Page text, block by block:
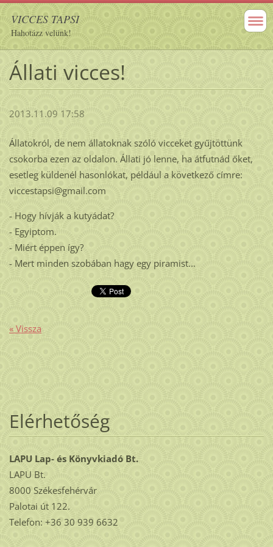
VICCES TAPSI
Hahotázz velünk!
Állati vicces!
2013.11.09 17:58
Állatokról, de nem állatoknak szóló vicceket gyűjtöttünk
csokorba ezen az oldalon. Állati jó lenne, ha átfutnád őket,
esetleg küldenél hasonlókat, például a következő címre:
viccestapsi@gmail.com
- Hogy hívják a kutyádat?
- Egyiptom.
- Miért éppen így?
- Mert minden szobában hagy egy piramist...
« Vissza
Elérhetőség
LAPU Lap- és Könyvkiadó Bt.
LAPU Bt.
8000 Székesfehérvár
Palotai út 122.
Telefon: +36 30 939 6632